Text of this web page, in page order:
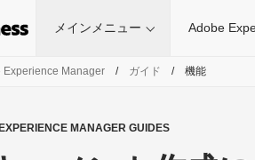
メインメニュー Adobe
Experience Manager / ガイド / 機能
MANAGER GUIDES